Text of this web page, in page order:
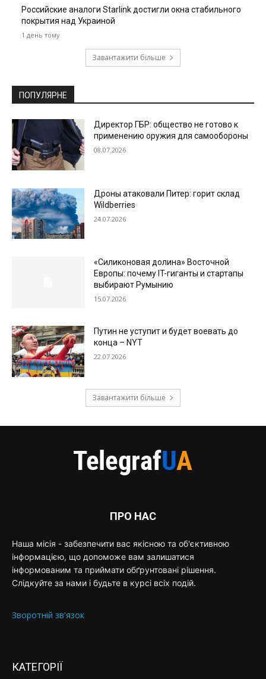
Российские аналоги Starlink достигли окна стабильного
покрытия над Украиной
1 день тому
Завантажити більше
ПОПУЛЯРНЕ
Директор ГБР: общество не готово к
применению оружия для самообороны
08.07.2026
Дроны атаковали Питер: горит склад
Wildberries
24.07.2026
«Силиконовая долина» Восточной
Европы: почему IT-гиганты и стартапы
выбирают Румынию
15.07.2026
Путин не уступит и будет воевать до
конца – NYT
22.07.2026
Завантажити більше
ПРО НАС
Наша місія - забезпечити вас якісною та об'єктивною
інформацією, що допоможе вам залишатися
інформованим та приймати обґрунтовані рішення.
Слідкуйте за нами і будьте в курсі всіх подій.
Зворотній зв'язок
КАТЕГОРІЇ